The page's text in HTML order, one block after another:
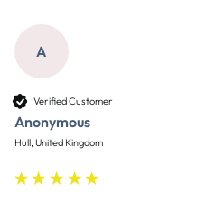
A
Verified Customer
Anonymous
Hull, United Kingdom